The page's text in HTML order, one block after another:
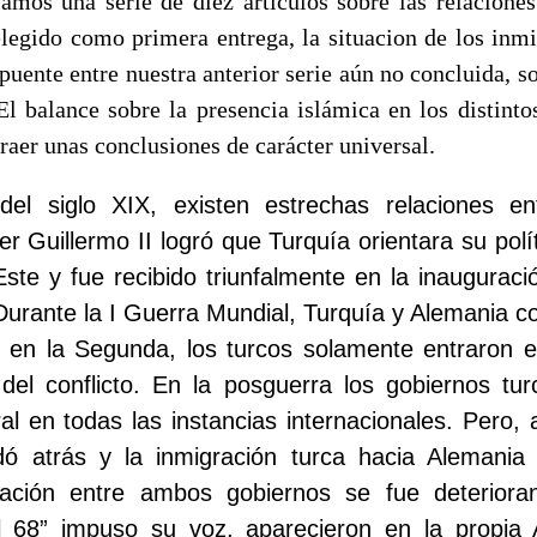
como primera entrega, la situacion de los
entre nuestra anterior serie aún no concluida,
balance sobre la presencia islámica en los
unas conclusiones de carácter universal.
siglo XIX, existen estrechas relaciones
Guillermo II logró que Turquía orientara su
y fue recibido triunfalmente en la
la I Guerra Mundial, Turquía y Alemania
en la Segunda, los turcos solamente entraron
conflicto. En la posguerra los gobiernos
en todas las instancias internacionales. Pero,
atrás y la inmigración turca hacia
entre ambos gobiernos se fue
68” impuso su voz, aparecieron en la propia